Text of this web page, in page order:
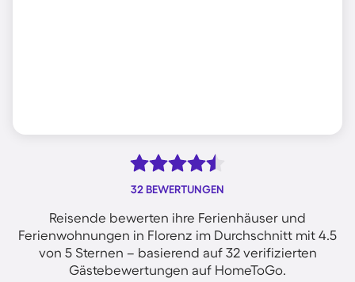
32 BEWERTUNGEN
Reisende bewerten ihre Ferienhäuser und
Ferienwohnungen in Florenz im Durchschnitt mit 4.5
von 5 Sternen – basierend auf 32 verifizierten
Gästebewertungen auf HomeToGo.